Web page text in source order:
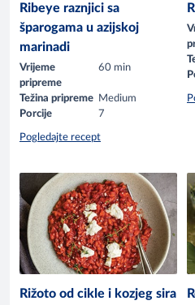
Ribeye raznjici sa
šparogama u azijskoj
marinadi
Vrijeme
pripreme
60 min
Težina pripreme
Medium
Porcije
7
Pogledajte recept
Rižoto od cikle i kozjeg sira